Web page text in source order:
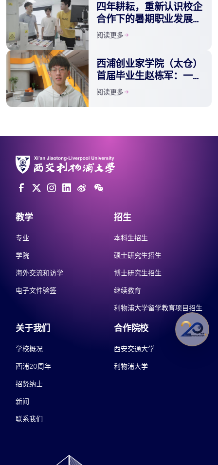
四年耕耘，重新认识校企
合作下的暑期职业发展训
练营
阅读更多
西浦创业家学院（太仓）
首届毕业生赵栋军：一张
不常见的实战成绩单
阅读更多
教学
专业
学院
海外交流和访学
电子文件验签
招生
本科生招生
硕士研究生招生
博士研究生招生
继续教育
利物浦大学留学教育项目招生
关于我们
学校概况
西浦20周年
招贤纳士
新闻
联系我们
合作院校
西安交通大学
利物浦大学